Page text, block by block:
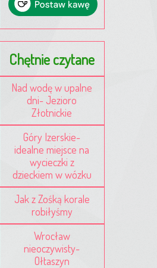
Chętnie czytane
Nad wodę w upalne
dni- Jezioro
Złotnickie
Góry Izerskie-
idealne miejsce na
wycieczki z
dzieckiem w wózku
Jak z Zośką korale
robiłyśmy
Wrocław
nieoczywisty-
Ołtaszyn